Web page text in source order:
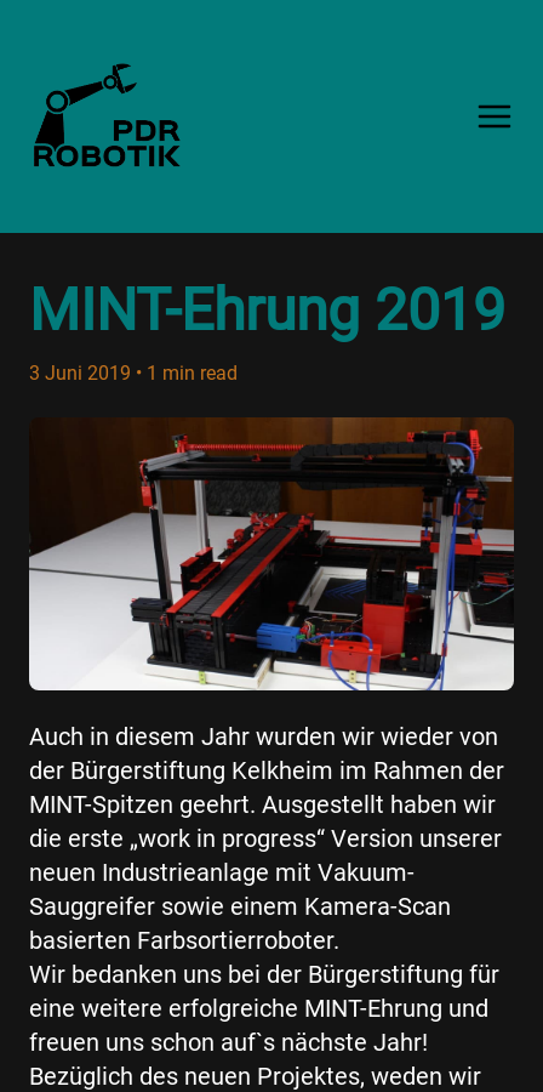
MINT-Ehrung 2019
3 Juni 2019 • 1 min read
Auch in diesem Jahr wurden wir wieder von
der Bürgerstiftung Kelkheim im Rahmen der
MINT-Spitzen geehrt. Ausgestellt haben wir
die erste „work in progress“ Version unserer
neuen Industrieanlage mit Vakuum-
Sauggreifer sowie einem Kamera-Scan
basierten Farbsortierroboter.
Wir bedanken uns bei der Bürgerstiftung für
eine weitere erfolgreiche MINT-Ehrung und
freuen uns schon auf`s nächste Jahr!
Bezüglich des neuen Projektes, weden wir